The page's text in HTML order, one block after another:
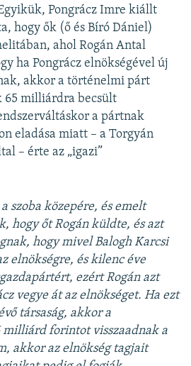
Pongrácz Imre kiállt
hogy ők (ő és Bíró Dániel)
ahol Rogán Antal
ha Pongrácz elnökségével új
akkor a történelmi párt
65 milliárdra becsült
a pártnak
eladása miatt – a Torgyán
– érte az „igazi”
szoba közepére, és emelt
hogy őt Rogán küldte, és azt
hogy mivel Balogh Karcsi
elnökségre, és kilenc éve
ezért Rogán azt
vegye át az elnökséget. Ha ezt
társaság, akkor a
milliárd forintot visszaadnak a
akkor az elnökség tagjait